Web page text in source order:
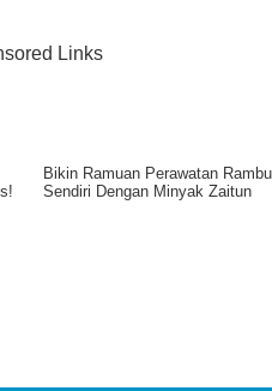
Links
Bikin Ramuan Perawatan
Sendiri Dengan Minyak Zaitun